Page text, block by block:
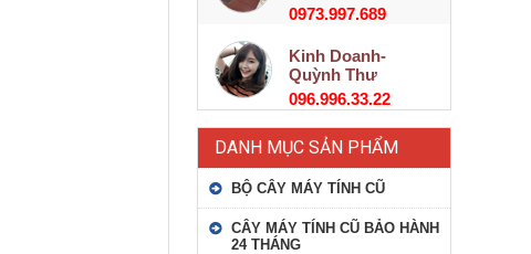
0973.997.689
Kinh Doanh-
Quỳnh Thư
096.996.33.22
DANH MỤC SẢN PHẨM
BỘ CÂY MÁY TÍNH CŨ
CÂY MÁY TÍNH CŨ BẢO HÀNH
24 THÁNG